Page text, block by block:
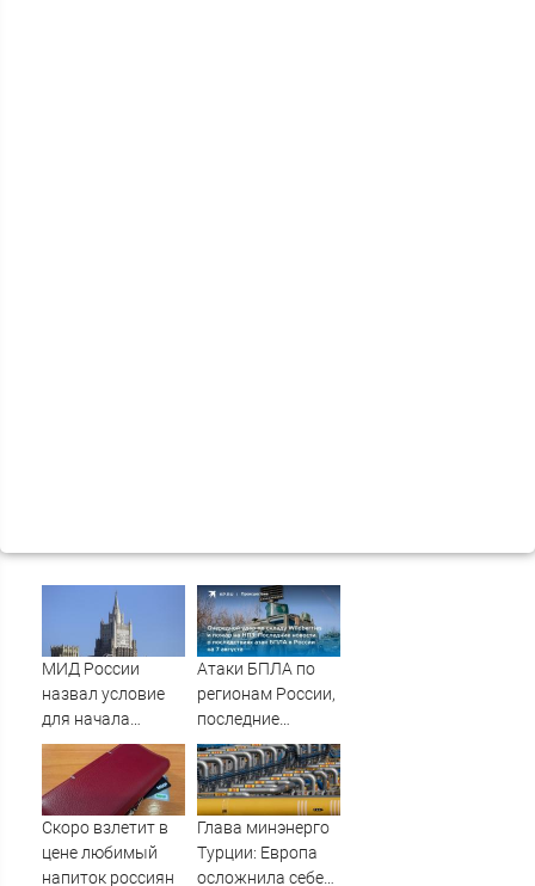
МИД России
назвал условие
для начала
переговоров о
мире с Украиной
Атаки БПЛА по
регионам России,
последние
новости на 7
августа 2026:
последствия,
атаки на склады
Wildberries,
Скоро взлетит в
цене любимый
напиток россиян
Глава минэнерго
Турции: Европа
осложнила себе